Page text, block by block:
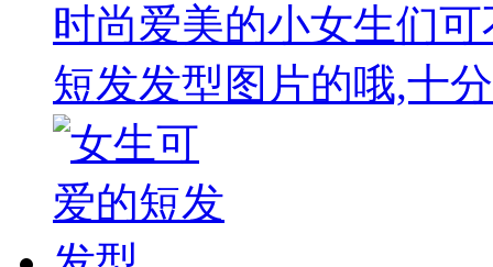
时尚爱美的小女生们
短发发型图片的哦,十